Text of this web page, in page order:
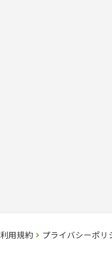
利用規約 プライバシーポリ